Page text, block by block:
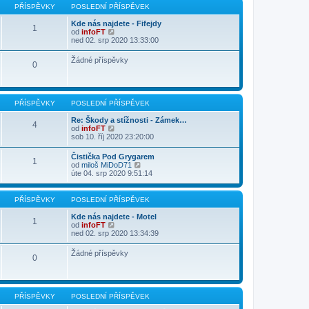
p
ě
v
e
k
o
s
l
d
n
í
s
p
ě
e
k
PŘÍSPĚVKY POSLEDNÍ PŘÍSPĚVEK
1
Kde nás najdete - Fifejdy
od infoFT
o
a
t
p
o
s
l
d
n
í
p
ř
s
p
ě
v
e
k
ned 02. srp 2020 13:33:00
0 Žádné příspěvky
PŘÍSPĚVKY POSLEDNÍ PŘÍSPĚVEK
4
Re: Škody a stížnosti - Zámek…
od infoFT
o
r
a
z
i
t
p
o
s
l
d
n
í
s
p
ě
sob 10. říj 2020 23:20:00
1
Čistička Pod Grygarem
od miloš MiDoD71
o
r
a
i
t
p
o
s
n
í
p
ř
úte 04. srp 2020 9:51:14
PŘÍSPĚVKY POSLEDNÍ PŘÍSPĚVEK
1
Kde nás najdete - Motel
od infoFT
o
a
t
p
o
s
ned 02. srp 2020 13:34:39
0 Žádné příspěvky
PŘÍSPĚVKY POSLEDNÍ PŘÍSPĚVEK